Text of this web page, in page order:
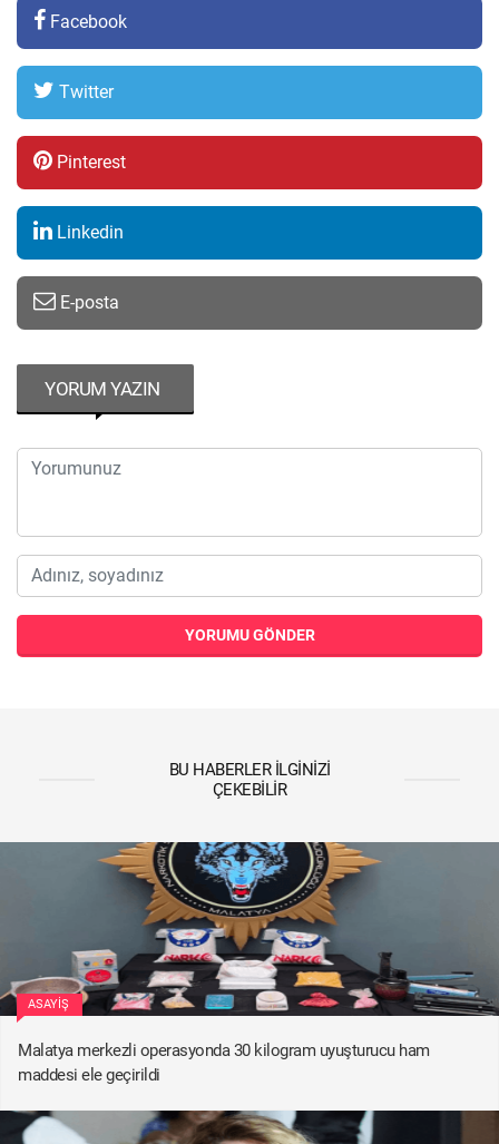
Facebook
Twitter
Pinterest
Linkedin
E-posta
YORUM YAZIN
YORUMU GÖNDER
BU HABERLER İLGINIZI
ÇEKEBILIR
ASAYIŞ
Malatya merkezli operasyonda 30 kilogram uyuşturucu ham
maddesi ele geçirildi